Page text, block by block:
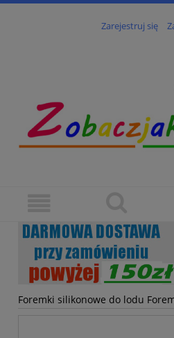
Zarejestruj się
Foremki silikonowe do lodu